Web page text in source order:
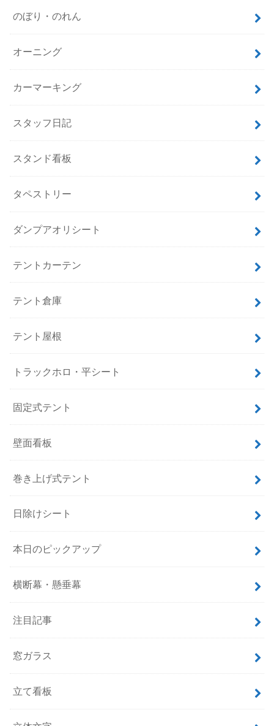
のぼり・のれん
オーニング
カーマーキング
スタッフ日記
スタンド看板
タペストリー
ダンプアオリシート
テントカーテン
テント倉庫
テント屋根
トラックホロ・平シート
固定式テント
壁面看板
巻き上げ式テント
日除けシート
本日のピックアップ
横断幕・懸垂幕
注目記事
窓ガラス
立て看板